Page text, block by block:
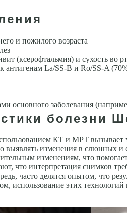
и пожилого возраста
(ксерофтальмия) и сухость во
антигенам La/SS-B и Ro/SS-A
основного заболевания
болезни
КТ и МРТ
выявлять изменения в слюнных
изменениям, что
что интерпретация снимков
часто делятся опытом, что
использование этих